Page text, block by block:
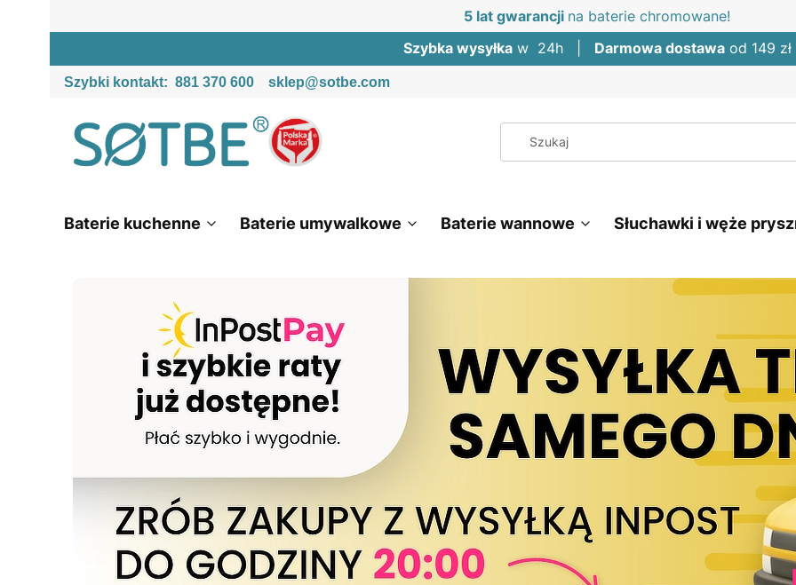
5 lat gwarancji na baterie chromowane!
Szybka wysyłkaw 24h | Darmowa dostawaod 149 zł
Szybki kontakt: 881 370 600 sklep@sotbe.com
Baterie kuchenne Baterie umywalkowe Baterie wannowe Słuchawki i węże